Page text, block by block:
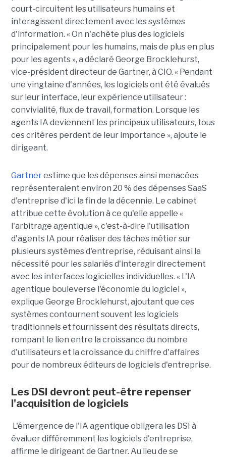
court-circuitent les utilisateurs humains et
interagissent directement avec les systèmes
d'information. « On n'achète plus des logiciels
principalement pour les humains, mais de plus en plus
pour les agents », a déclaré George Brocklehurst,
vice-président directeur de Gartner, à CIO. « Pendant
une vingtaine d'années, les logiciels ont été évalués
sur leur interface, leur expérience utilisateur :
convivialité, flux de travail, formation. Lorsque les
agents IA deviennent les principaux utilisateurs, tous
ces critères perdent de leur importance », ajoute le
dirigeant.
Gartnerestime que les dépenses ainsi menacées
représenteraient environ 20 % des dépenses SaaS
d'entreprise d'ici la fin de la décennie. Le cabinet
attribue cette évolution à ce qu'elle appelle «
l'arbitrage agentique », c'est-à-dire l'utilisation
d'agents IA pour réaliser des tâches métier sur
plusieurs systèmes d'entreprise, réduisant ainsi la
nécessité pour les salariés d'interagir directement
avec les interfaces logicielles individuelles. « L'IA
agentique bouleverse l'économie du logiciel »,
explique George Brocklehurst, ajoutant que ces
systèmes contournent souvent les logiciels
traditionnels et fournissent des résultats directs,
rompant le lien entre la croissance du nombre
d'utilisateurs et la croissance du chiffre d'affaires
pour de nombreux éditeurs de logiciels d'entreprise.
Les DSI devront peut-être repenser
l'acquisition de logiciels
L'émergence de l'IA agentique obligera les DSI à
évaluer différemment les logiciels d'entreprise,
affirme le dirigeant de Gartner. Au lieu de se